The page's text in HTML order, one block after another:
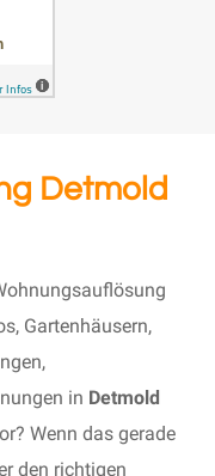
Detmold
Gartenhäusern,
in Detmold
Wenn das gerade
den richtigen